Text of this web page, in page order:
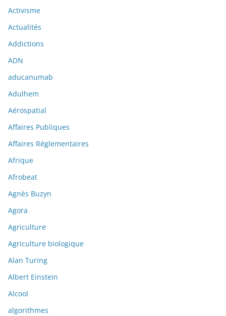
Activisme
Actualités
Addictions
ADN
aducanumab
Adulhem
Aérospatial
Affaires Publiques
Affaires Réglementaires
Afrique
Afrobeat
Agnès Buzyn
Agora
Agriculture
Agriculture biologique
Alan Turing
Albert Einstein
Alcool
algorithmes